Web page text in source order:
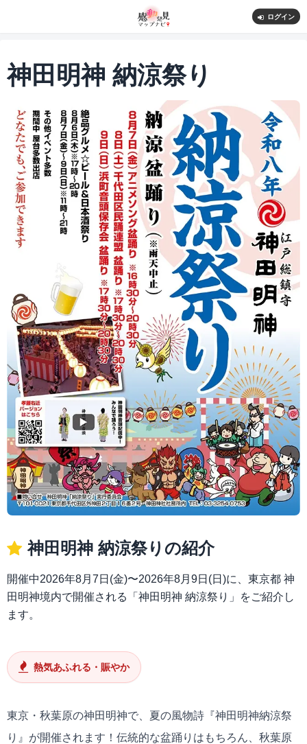
ログイン
神田明神 納涼祭り
神田明神 納涼祭りの紹介
開催中2026年8月7日(金)〜2026年8月9日(日)に、東京都 神
田明神境内で開催される「神田明神 納涼祭り」をご紹介し
ます。
熱気あふれる・賑やか
東京・秋葉原の神田明神で、夏の風物詩『神田明神納涼祭
り』が開催されます！伝統的な盆踊りはもちろん、秋葉原